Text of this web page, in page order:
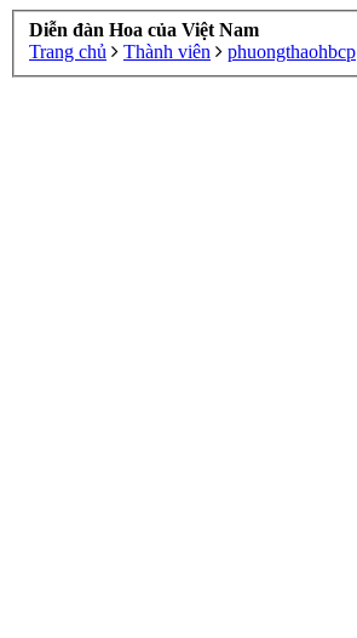
Diễn đàn Hoa của Việt Nam
Trang chủ
Thành viên phuongthaohbcp